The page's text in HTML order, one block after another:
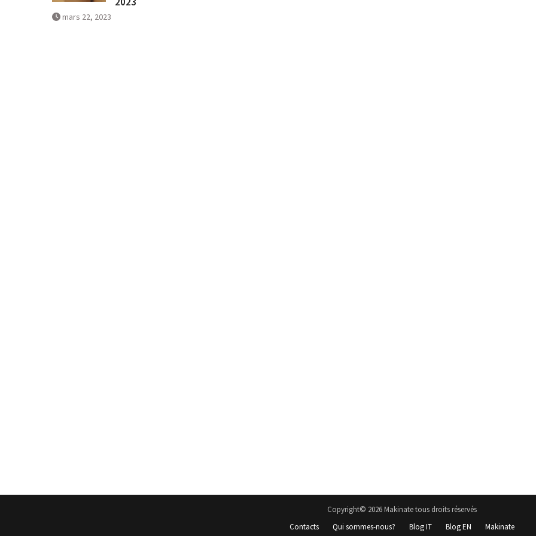
mars 22, 2023
Copyright© 2026 Makinate tous droits réservés
Contacts
Qui sommes-nous? Blog IT Blog EN
Makinate